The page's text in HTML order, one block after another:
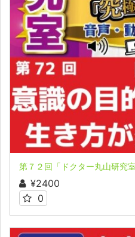
¥2400
0